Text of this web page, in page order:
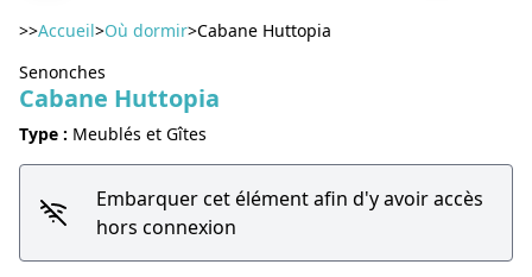
>>Accueil>Où dormir>Cabane Huttopia
Senonches
Cabane Huttopia
Type : Meublés et Gîtes
Embarquer cet élément afin d'y avoir accès
hors connexion